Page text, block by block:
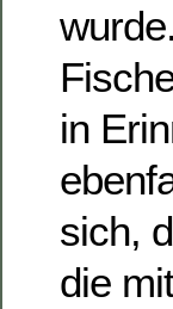
in
sich,
die